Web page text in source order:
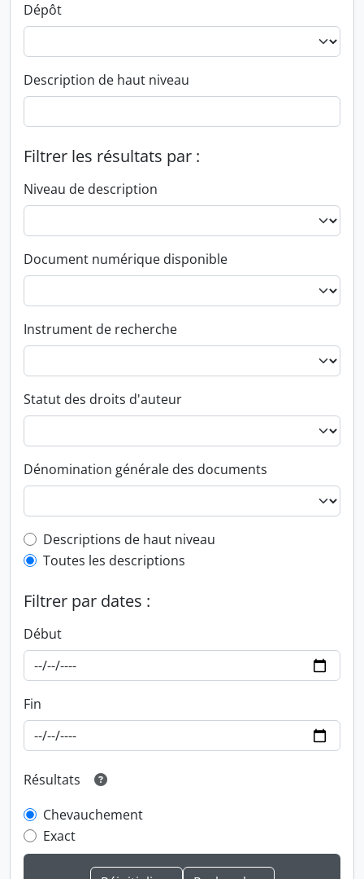
Dépôt
Description de haut niveau
Filtrer les résultats par :
Niveau de description
Document numérique disponible
Instrument de recherche
Statut des droits d'auteur
Dénomination générale des documents
Top-level description filter
Descriptions de haut niveau
Toutes les descriptions
Filtrer par dates :
Début
Fin
Résultats
Chevauchement
Exact